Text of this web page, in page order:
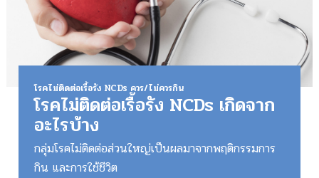
โรคไม่ติดต่อเรื้อรัง NCDs ควร/ไม่ควรกิน
โรคไม่ติดต่อเรื้อรัง NCDs เกิดจาก
อะไรบ้าง
กลุ่มโรคไม่ติดต่อส่วนใหญ่เป็นผลมาจากพฤติกรรมการ
กิน และการใช้ชีวิต